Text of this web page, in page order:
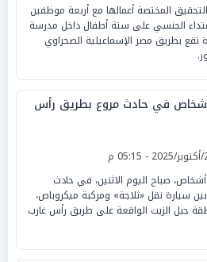
المختصة أعمالها مع أربعة موظفين
الجنسي على ستة أطفال داخل مدرسة
بطريق مصر الإسماعيلية الصحراوي
10 أشخاص في حادث مروع بطريق رأس
صباح اليوم الاثنين، في حادث
سيارة نقل «ثلاجة» ومركبة ميكروباص،
جبل الزيت الواقعة على طريق رأس غارب